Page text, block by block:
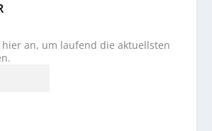
hier an, um laufend die aktuellsten